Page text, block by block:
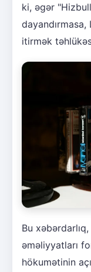
ki, əgər
itirmək
Bu
əməliyyatları
hökumətinin